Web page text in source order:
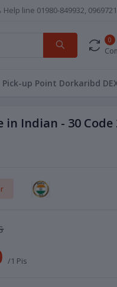
Help line 01980-849932,
0
Pick-up Point Dorkaribd
Indian - 30 Code
/1 Pis